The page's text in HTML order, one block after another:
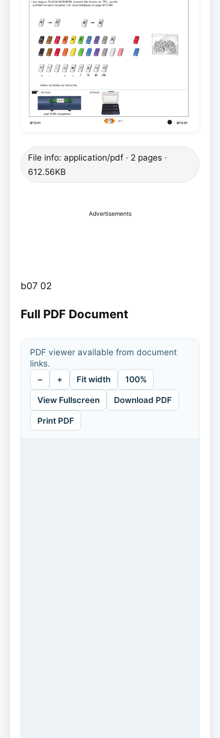
File info: application/pdf · 2 pages ·
612.56KB
Advertisements
b07 02
Full PDF Document
PDF viewer available from document
links.
− + Fit width 100%
View Fullscreen Download PDF
Print PDF